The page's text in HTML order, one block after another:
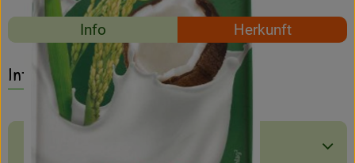
Amperhof-Blog
Entdecken
Über uns
Rezepte
Info Herkunft
Entdecke passende RezepteEs wurden keine
Info